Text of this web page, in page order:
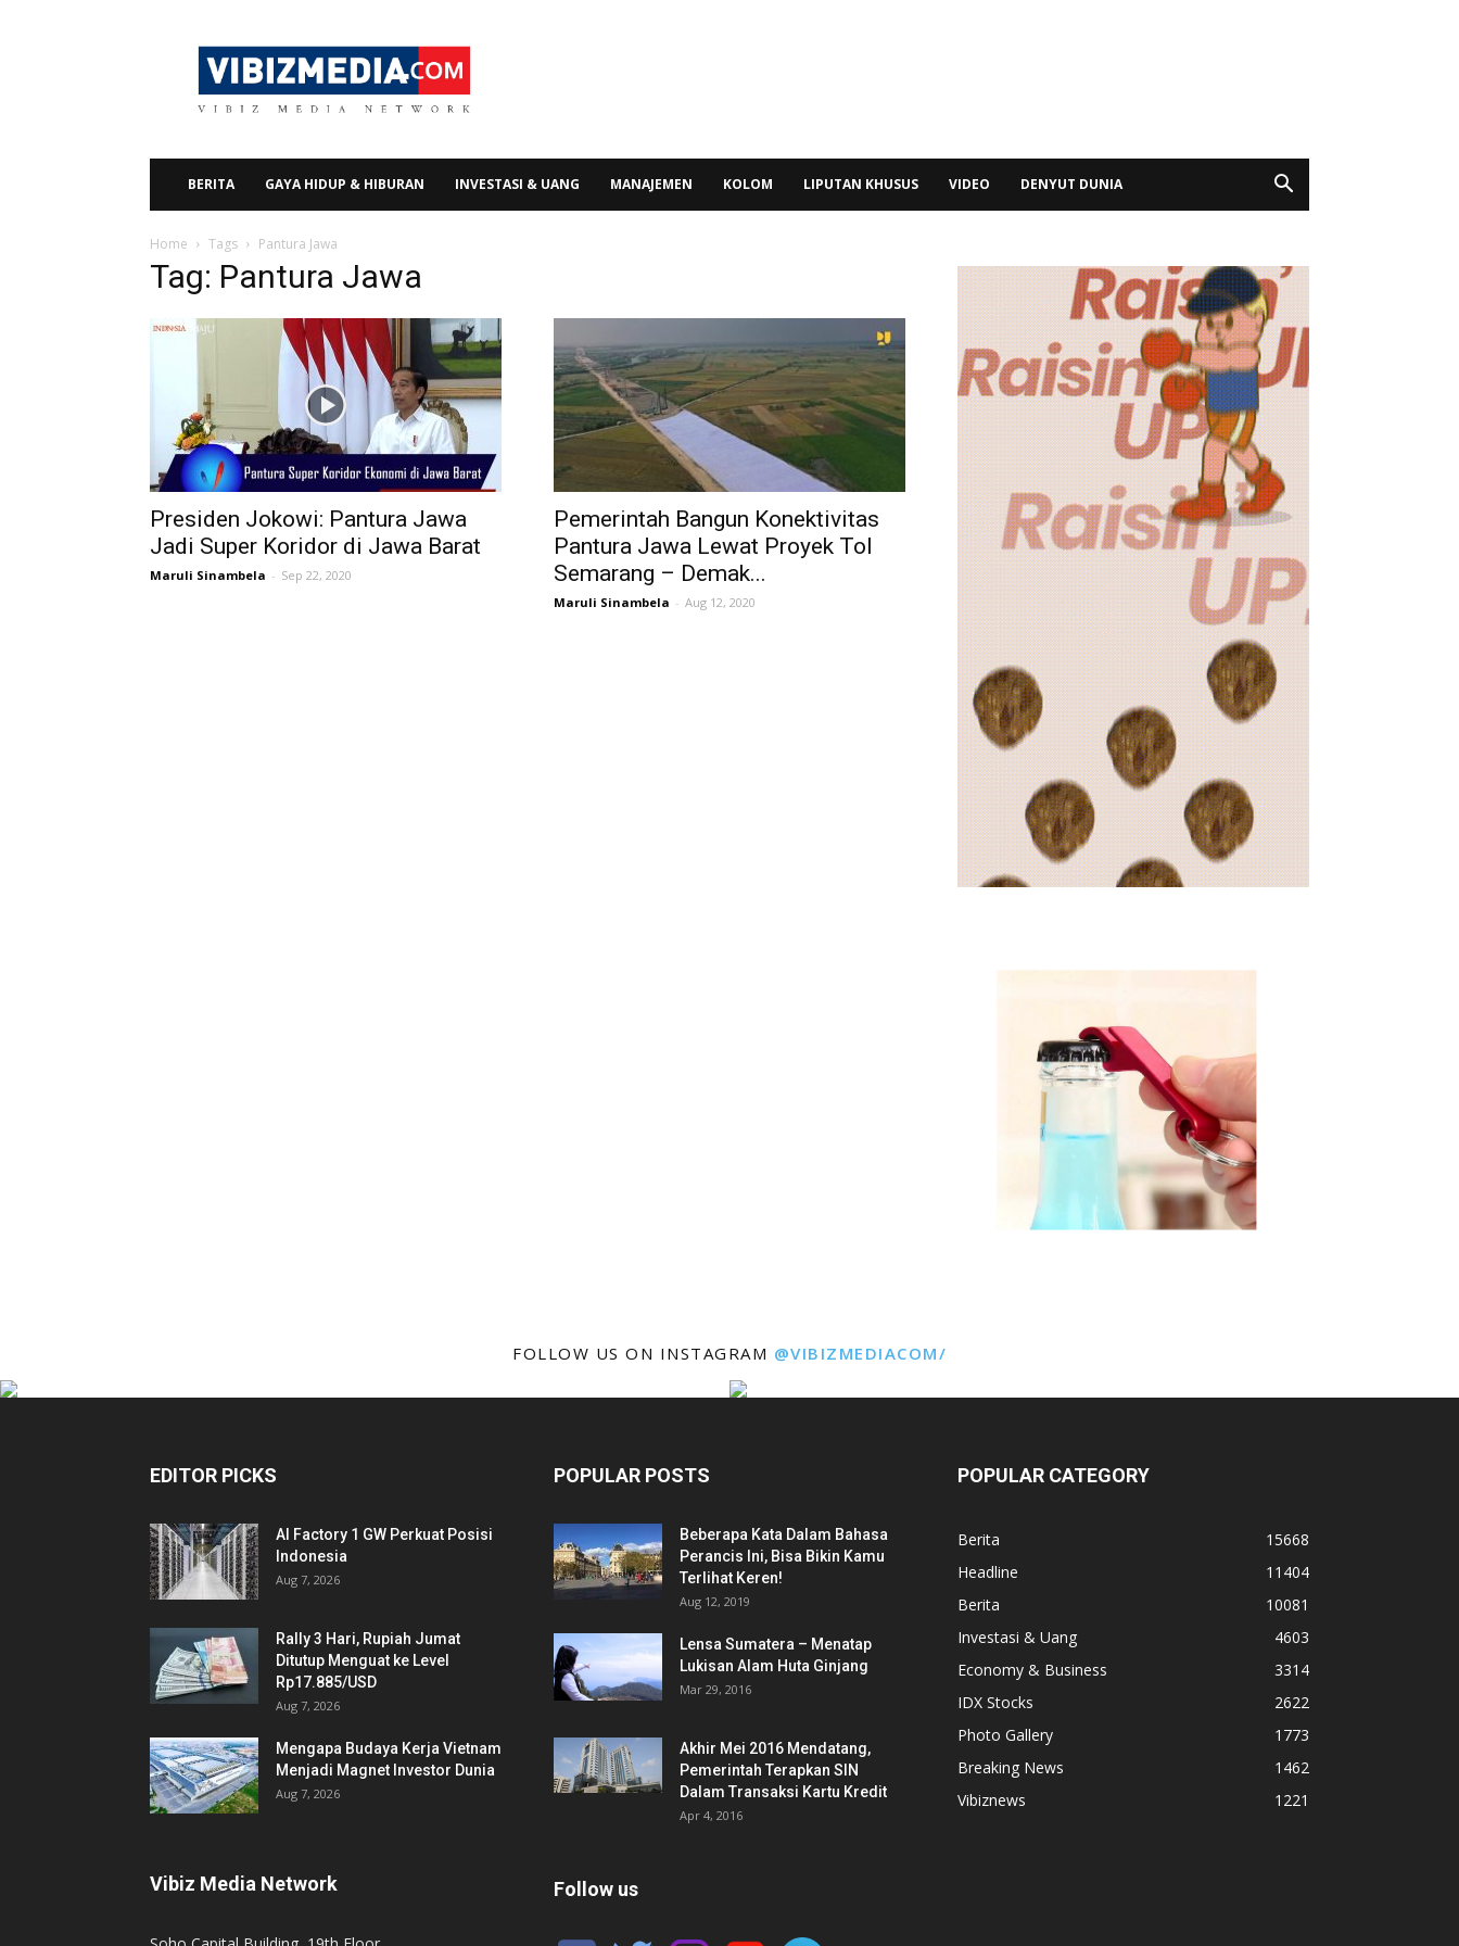
Vibizmedia.com
BERITA GAYA HIDUP & HIBURAN INVESTASI & UANG MANAJEMEN KOLOM LIPUTAN KHUSUS VIDEO DENYUT DUNIA
Home Tags Pantura Jawa
Tag: Pantura Jawa
Presiden Jokowi: Pantura Jawa
Jadi Super Koridor di Jawa Barat
Maruli Sinambela - Sep 22, 2020
Pemerintah Bangun Konektivitas
Pantura Jawa Lewat Proyek Tol
Semarang – Demak...
Maruli Sinambela - Aug 12, 2020
FOLLOW US ON INSTAGRAM @VIBIZMEDIACOM/
EDITOR PICKS
AI Factory 1 GW Perkuat Posisi
Indonesia
Aug 7, 2026
Rally 3 Hari, Rupiah Jumat
Ditutup Menguat ke Level
Rp17.885/USD
Aug 7, 2026
Mengapa Budaya Kerja Vietnam
Menjadi Magnet Investor Dunia
Aug 7, 2026
Vibiz Media Network
POPULAR POSTS
Beberapa Kata Dalam Bahasa
Perancis Ini, Bisa Bikin Kamu
Terlihat Keren!
Aug 12, 2019
Lensa Sumatera – Menatap
Lukisan Alam Huta Ginjang
Mar 29, 2016
Akhir Mei 2016 Mendatang,
Pemerintah Terapkan SIN
Dalam Transaksi Kartu Kredit
Apr 4, 2016
Follow us
POPULAR CATEGORY
Berita
15668
Headline
11404
Berita
10081
Investasi & Uang
4603
Economy & Business
3314
IDX Stocks
2622
Photo Gallery
1773
Breaking News
1462
Vibiznews
1221